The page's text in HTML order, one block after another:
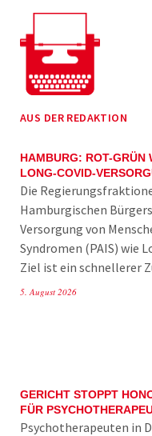
AUS DER REDAKTION
HAMBURG: ROT-GRÜN
LONG-COVID-
Die
Hamburgischen
Versorgung von
Syndromen (PAIS) wie
Ziel ist ein schnellerer
5. August 2026
GERICHT STOPPT
FÜR
Psychotherapeuten in